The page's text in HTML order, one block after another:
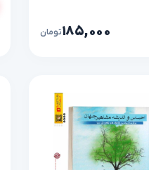
۱۸۵,۰۰۰تومان